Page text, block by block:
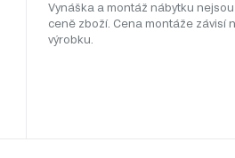
Vynáška a montáž nábytku
ceně zboží. Cena montáže závisí
výrobku.